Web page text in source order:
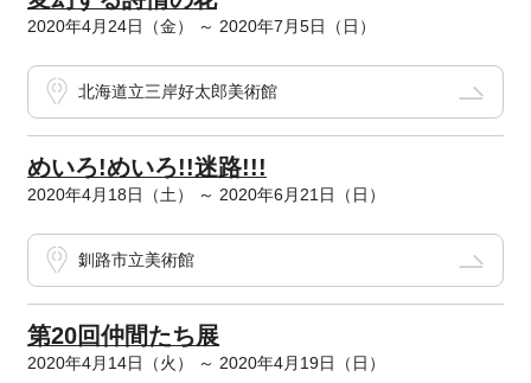
2020年4月24日（金） ～ 2020年7月5日（日）
北海道立三岸好太郎美術館
めいろ!めいろ!!迷路!!!
2020年4月18日（土） ～ 2020年6月21日（日）
釧路市立美術館
第20回仲間たち展
2020年4月14日（火） ～ 2020年4月19日（日）